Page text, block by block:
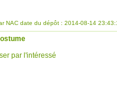
NAC date du dépôt : 2014-08-14
par l'intéressé